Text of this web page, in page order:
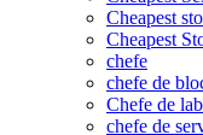
Cheapest
Cheapest
chefe
chefe de
Chefe de
chefe de